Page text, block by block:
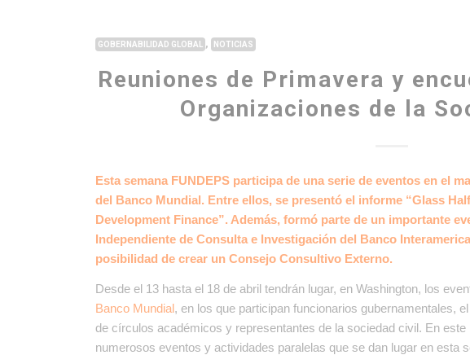
GOBERNABILIDAD GLOBAL , NOTICIAS
Reuniones de Primavera y
Organizaciones de la
Esta semana FUNDEPS participa de una serie de eventos en el
del Banco Mundial. Entre ellos, se presentó el informe “Glass
Development Finance”. Además, formó parte de un importante
Independiente de Consulta e Investigación del Banco
posibilidad de crear un Consejo Consultivo Externo.
Desde el 13 hasta el 18 de abril tendrán lugar, en Washington, los
Banco Mundial, en los que participan funcionarios gubernamentales,
de círculos académicos y representantes de la sociedad civil. En
numerosos eventos y actividades paralelas que se dan lugar en esta